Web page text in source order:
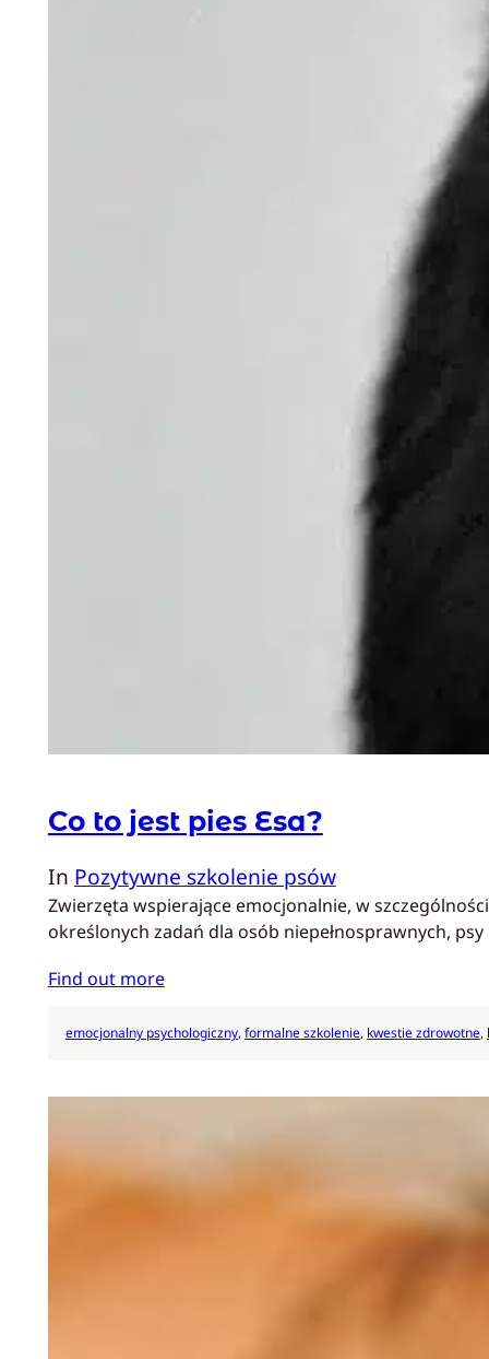
Co to jest pies Esa?
In Pozytywne szkolenie psów
Zwierzęta wspierające emocjonalnie, w
określonych zadań dla osób niepełnosprawnych,
Find out more
emocjonalny psychologiczny, formalne szkolenie, kwestie zdrowotne,